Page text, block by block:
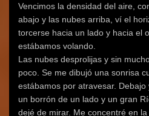
Vencimos la densidad del aire,
abajo y las nubes arriba, ví el
torcerse hacia un lado y hacia el
estábamos volando.
Las nubes desprolijas y sin
poco. Se me dibujó una sonrisa
estábamos por atravesar.
un borrón de un lado y un gran
dejé de mirar. Me concentré en